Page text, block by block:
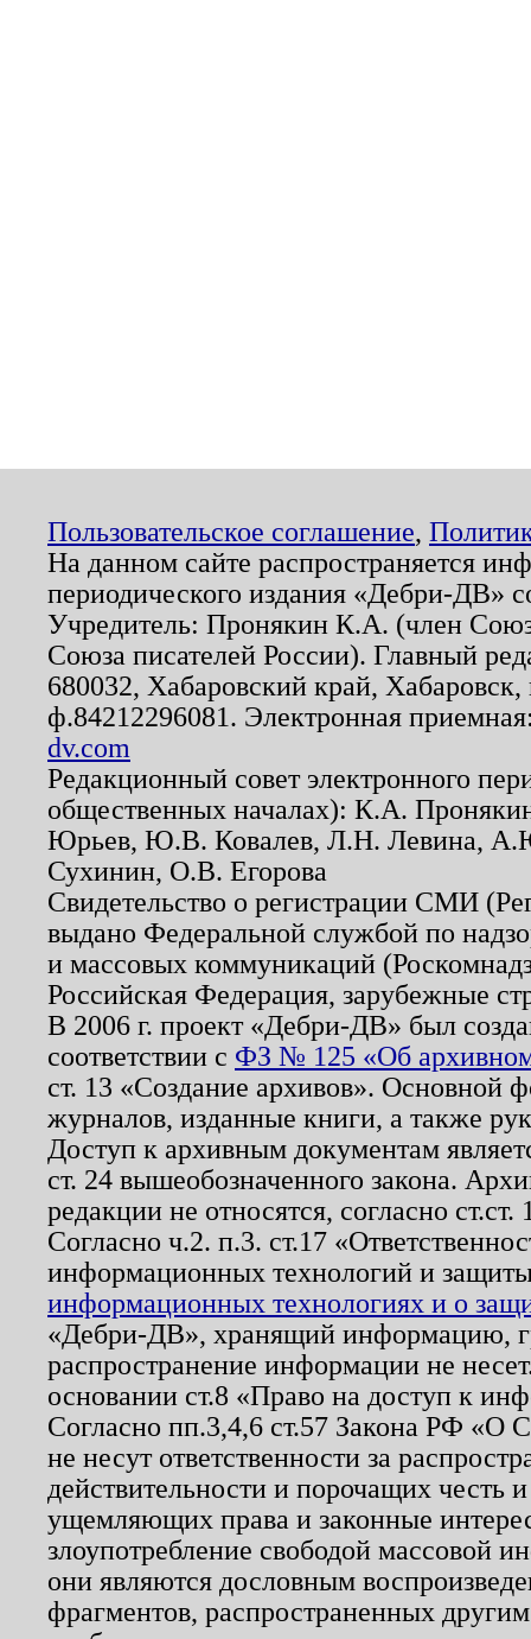
Пользовательское соглашение,
На данном сайте распространяется
периодического издания «Дебри-ДВ»
Учредитель: Пронякин К.А. (член
Союза писателей России). Главный
680032, Хабаровский край,
ф.84212296081. Электронная
dv.com
Редакционный совет электронного
общественных началах): К.А.
Юрьев, Ю.В. Ковалев, Л.Н. Левина,
Сухинин, О.В. Егорова
Свидетельство о регистрации СМИ
выдано Федеральной службой по
и массовых коммуникаций
Российская Федерация, зарубежные
В 2006 г. проект «Дебри-ДВ» был
соответствии с ФЗ № 125 «Об
ст. 13 «Создание архивов». Основной
журналов, изданные книги, а также
Доступ к архивным документам
ст. 24 вышеобозначенного закона.
редакции не относятся, согласно
Согласно ч.2. п.3. ст.17
информационных технологий и
информационных технологиях и о
«Дебри-ДВ», хранящий информацию,
распространение информации не
основании ст.8 «Право на доступ к
Согласно пп.3,4,6 ст.57 Закона РФ «О
не несут ответственности за
действительности и порочащих честь
ущемляющих права и законные
злоупотребление свободой массовой
они являются дословным
фрагментов, распространенных